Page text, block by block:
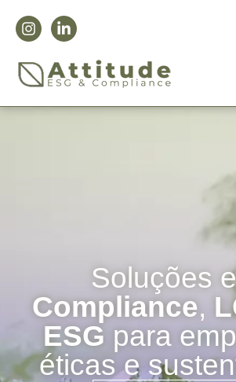
Soluções
Compliance,
ESG para
éticas e